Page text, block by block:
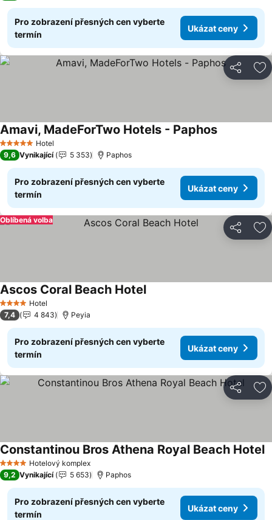
Pro zobrazení přesných cen vyberte
termín
Ukázat ceny
Sdílet
5 Počet hvězdiček
Hotel
Amavi, MadeForTwo Hotels - Paphos
9,6 Vynikající 5 353 Paphos
Pro zobrazení přesných cen vyberte
termín
Ukázat ceny
Sdílet
Oblíbená volba
4 Počet hvězdiček
Hotel
Ascos Coral Beach Hotel
7,4 4 843 Peyia
Pro zobrazení přesných cen vyberte
termín
Ukázat ceny
Sdílet
4 Počet hvězdiček
Hotelový komplex
Constantinou Bros Athena Royal Beach Hotel
9,2 Vynikající 5 653 Paphos
Pro zobrazení přesných cen vyberte
termín
Ukázat ceny